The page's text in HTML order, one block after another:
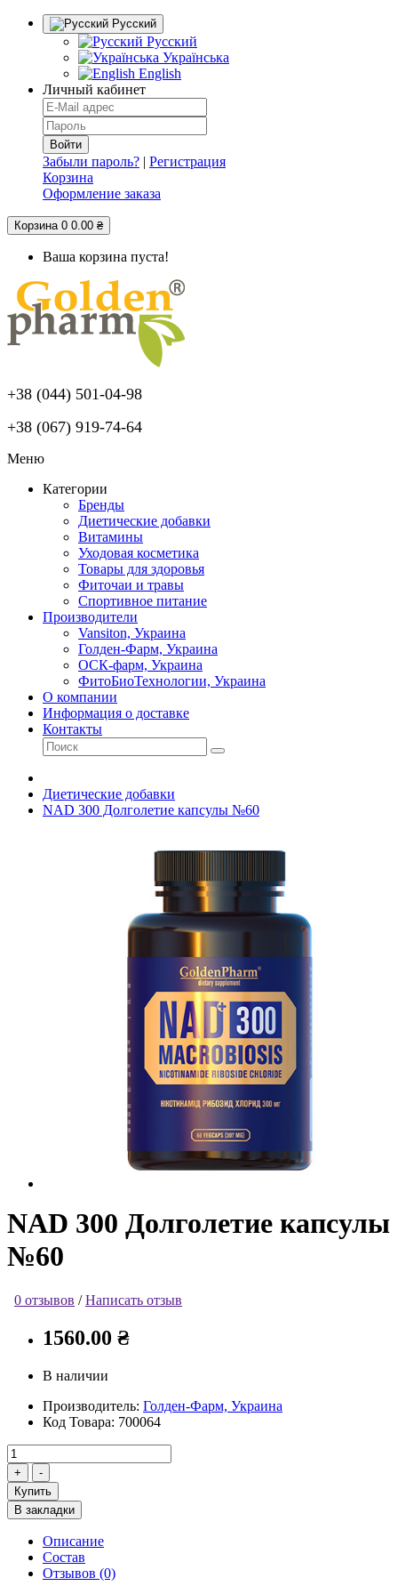
Русский
Русский
Українська
English
Личный кабинет
Забыли пароль? | Регистрация
Корзина
Оформление заказа
Корзина 0 0.00 ₴
Ваша корзина пуста!
+38 (044) 501-04-98
+38 (067) 919-74-64
Меню
Категории
Бренды
Диетические добавки
Витамины
Уходовая косметика
Товары для здоровья
Фиточаи и травы
Спортивное питание
Производители
Vansiton, Украина
Голден-Фарм, Украина
ОСК-фарм, Украина
ФитоБиоТехнологии, Украина
О компании
Информация о доставке
Контакты
Диетические добавки
NAD 300 Долголетие капсулы №60
NAD 300 Долголетие капсулы
№60
0 отзывов /Написать отзыв
1560.00 ₴
В наличии
Производитель: Голден-Фарм, Украина
Код Товара: 700064
Купить
В закладки
Описание
Состав
Отзывов (0)